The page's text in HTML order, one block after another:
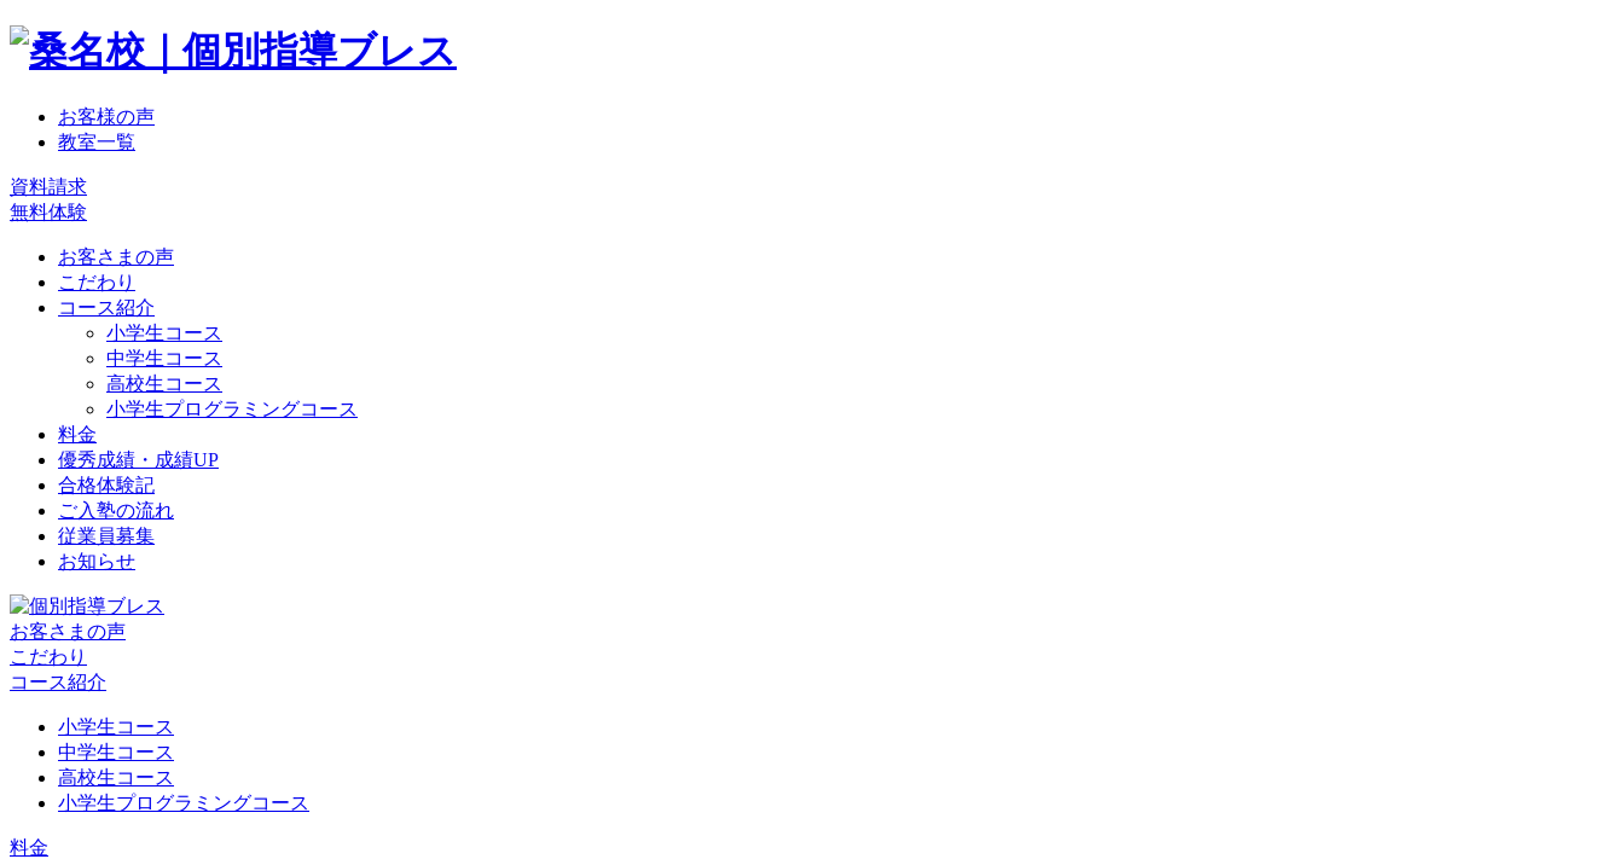
お客様の声
教室一覧
資料請求
無料体験
お客さまの声
こだわり
コース紹介
小学生コース
中学生コース
高校生コース
小学生プログラミングコース
料金
優秀成績・成績UP
合格体験記
ご入塾の流れ
従業員募集
お知らせ
お客さまの声
こだわり
コース紹介
小学生コース
中学生コース
高校生コース
小学生プログラミングコース
料金